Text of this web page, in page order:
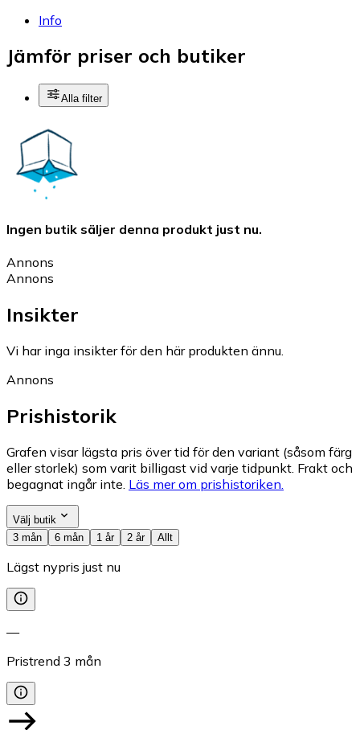
Info
Jämför priser och butiker
Alla filter
Ingen butik säljer denna produkt just nu.
Annons
Annons
Insikter
Vi har inga insikter för den här produkten ännu.
Annons
Prishistorik
Grafen visar lägsta pris över tid för den variant (såsom färg
eller storlek) som varit billigast vid varje tidpunkt. Frakt och
begagnat ingår inte. Läs mer om prishistoriken.
Välj butik
3 mån
6 mån 1 år 2 år Allt
Lägst nypris just nu
—
Pristrend 3 mån